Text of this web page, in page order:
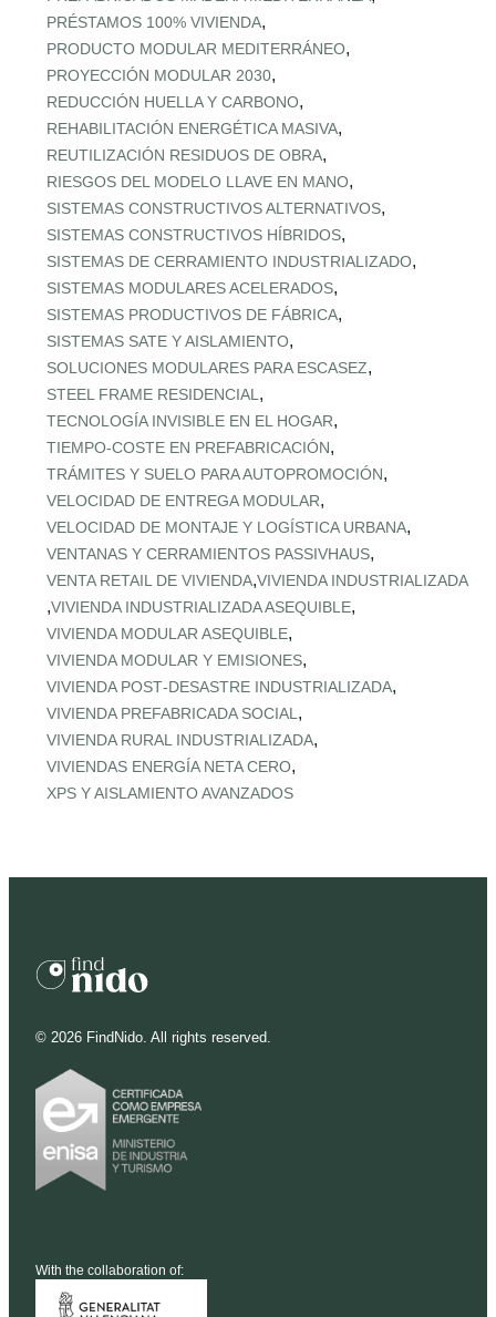
PRÉSTAMOS 100% VIVIENDA,
PRODUCTO MODULAR MEDITERRÁNEO,
PROYECCIÓN MODULAR 2030,
REDUCCIÓN HUELLA Y CARBONO,
REHABILITACIÓN ENERGÉTICA MASIVA,
REUTILIZACIÓN RESIDUOS DE OBRA,
RIESGOS DEL MODELO LLAVE EN MANO,
SISTEMAS CONSTRUCTIVOS ALTERNATIVOS,
SISTEMAS CONSTRUCTIVOS HÍBRIDOS,
SISTEMAS DE CERRAMIENTO INDUSTRIALIZADO,
SISTEMAS MODULARES ACELERADOS,
SISTEMAS PRODUCTIVOS DE FÁBRICA,
SISTEMAS SATE Y AISLAMIENTO,
SOLUCIONES MODULARES PARA ESCASEZ,
STEEL FRAME RESIDENCIAL ,
TECNOLOGÍA INVISIBLE EN EL HOGAR,
TIEMPO‑COSTE EN PREFABRICACIÓN,
TRÁMITES Y SUELO PARA AUTOPROMOCIÓN,
VELOCIDAD DE ENTREGA MODULAR,
VELOCIDAD DE MONTAJE Y LOGÍSTICA URBANA,
VENTANAS Y CERRAMIENTOS PASSIVHAUS,
VENTA RETAIL DE VIVIENDA,VIVIENDA INDUSTRIALIZADA
,VIVIENDA INDUSTRIALIZADA ASEQUIBLE,
VIVIENDA MODULAR ASEQUIBLE,
VIVIENDA MODULAR Y EMISIONES,
VIVIENDA POST‑DESASTRE INDUSTRIALIZADA,
VIVIENDA PREFABRICADA SOCIAL ,
VIVIENDA RURAL INDUSTRIALIZADA,
VIVIENDAS ENERGÍA NETA CERO,
XPS Y AISLAMIENTO AVANZADOS
© 2026 FindNido. All rights reserved.
With the collaboration of: